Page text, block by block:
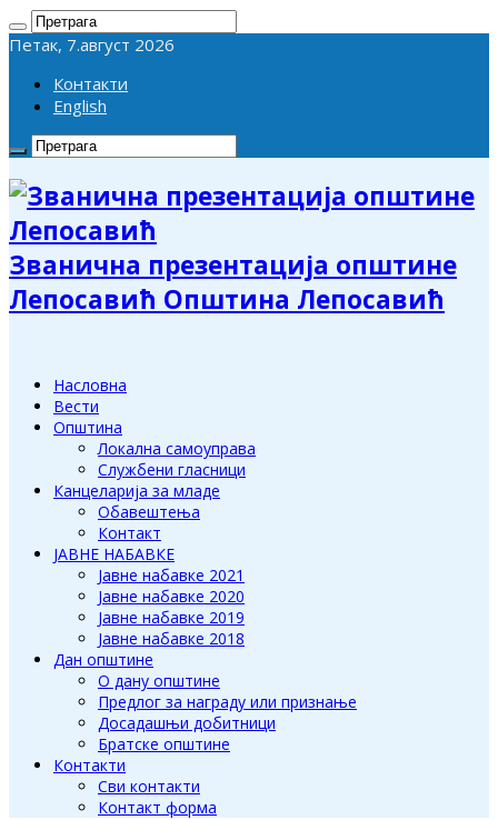
Петак, 7.август 2026
Контакти
English
Званична презентација општине
Лепосавић Општина Лепосавић
Насловна
Вести
Општина
Локална самоуправа
Службени гласници
Канцеларија за младе
Обавештења
Контакт
ЈАВНЕ НАБАВКЕ
Јавне набавке 2021
Јавне набавке 2020
Јавне набавке 2019
Јавне набавке 2018
Дан општине
О дану општине
Предлог за награду или признање
Досадашњи добитници
Братске општине
Контакти
Сви контакти
Контакт форма